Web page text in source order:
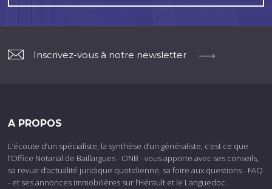
Inscrivez-vous à notre newsletter
A PROPOS
L’écoute d’un spécialiste, la synthèse d’un généraliste, c’est ce que
l’Office Notarial de Baillargues - ONB - vous apporte avec ses conseils,
sa revue d’actualité juridique quotidienne, sa foire aux questions - FAQ
- et ses annonces immobilières sur l’Hérault et le Languedoc.